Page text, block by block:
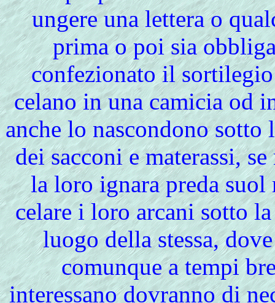
ungere una lettera o
prima o poi sia
confezionato il
celano in una camicia od
anche lo nascondono
dei sacconi e materassi,
la loro ignara preda
celare i loro arcani sotto
luogo della stessa,
comunque a tempi
interessano dovranno di